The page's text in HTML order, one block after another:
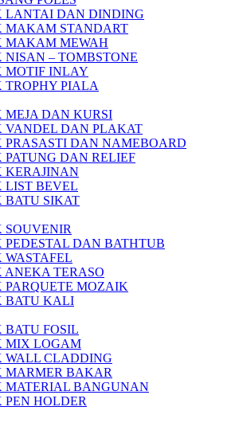
LANTAI DAN DINDING
MAKAM STANDART
MAKAM MEWAH
NISAN – TOMBSTONE
MOTIF INLAY
TROPHY PIALA
MEJA DAN KURSI
VANDEL DAN PLAKAT
PRASASTI DAN NAMEBOARD
PATUNG DAN RELIEF
KERAJINAN
LIST BEVEL
BATU SIKAT
SOUVENIR
PEDESTAL DAN BATHTUB
WASTAFEL
ANEKA TERASO
PARQUETE MOZAIK
BATU KALI
BATU FOSIL
MIX LOGAM
WALL CLADDING
MARMER BAKAR
MATERIAL BANGUNAN
PEN HOLDER